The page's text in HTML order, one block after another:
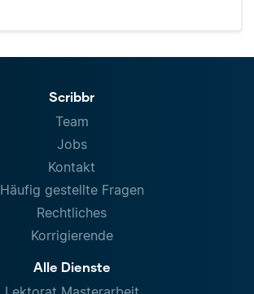
Scribbr
Team
Jobs
Kontakt
Häufig gestellte Fragen
Rechtliches
Korrigierende
Alle Dienste